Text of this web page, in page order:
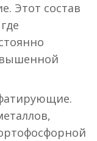
Этот состав